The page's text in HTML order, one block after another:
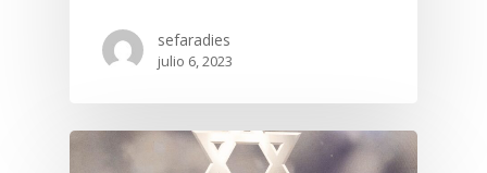
sefaradies
julio 6, 2023